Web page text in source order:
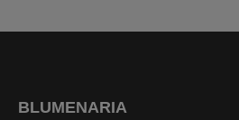
BLUMENARIA